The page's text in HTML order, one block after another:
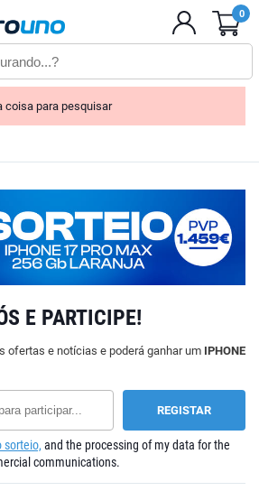
0
coisa para pesquisar
E PARTICIPE!
ofertas e notícias e poderá ganhar um IPHONE
sorteio, and the processing of my data for the
communications.